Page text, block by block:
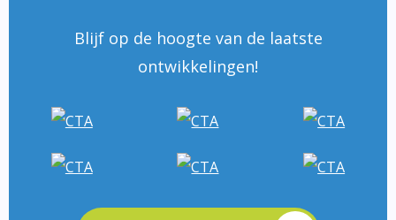
Blijf op de hoogte van de laatste
ontwikkelingen!